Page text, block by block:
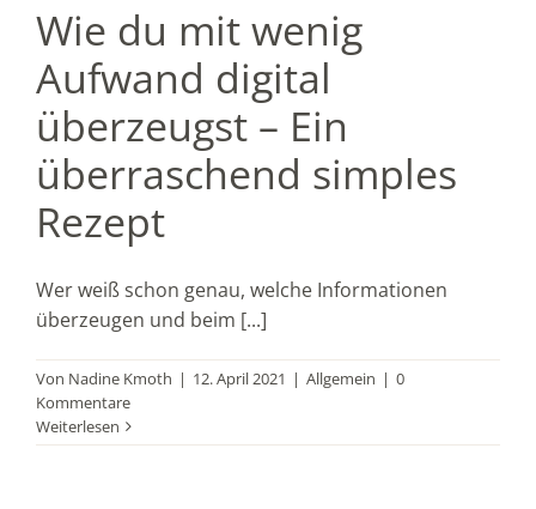
Wie du mit wenig
Aufwand digital
überzeugst – Ein
überraschend simples
Rezept
Wer weiß schon genau, welche Informationen
überzeugen und beim [...]
Von Nadine Kmoth | 12. April 2021 | Allgemein | 0
Kommentare
Weiterlesen